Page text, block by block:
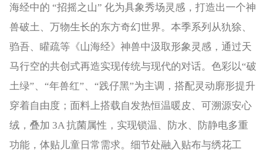
海经中的 “招摇之山” 化为具象秀场灵感，打造出一个神
兽破土、万物生长的东方奇幻世界。本季系列从犰狳、
驺吾、矔疏等《山海经》神兽中汲取形象灵感，通过天
马行空的共创式再造实现传统与现代的对话。色彩以“破
土绿”、“年兽红”、“践仔黑”为主调，搭配灵动廓形提升
穿着自由度；面料上搭载自发热恒温暖皮、可溯源安心
绒，叠加 3A 抗菌属性，实现锁温、防水、防静电多重
功能，体贴儿童日常需求。细节处融入贴布与绣花工